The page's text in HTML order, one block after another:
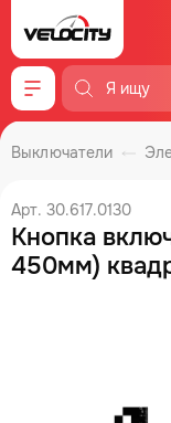
Меню
Выключатели
Арт. 30.617.0130
Кнопка
450мм)